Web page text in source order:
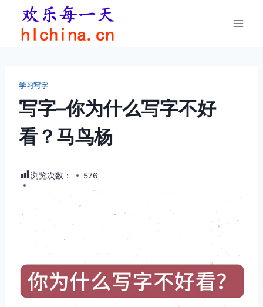
学习写字
写字–你为什么写字不好
看？马鸟杨
浏览次数： 576